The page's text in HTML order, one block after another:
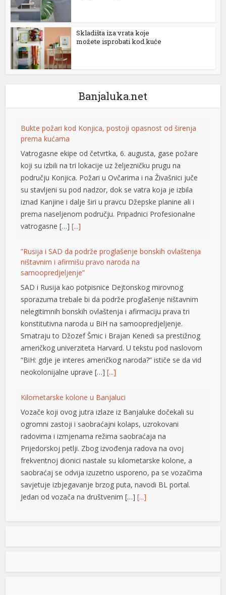
shortener
büyüsü
Skladišta iza vrata koje
možete isprobati kod kuće
Banjaluka.net
Bukte požari kod Konjica, postoji opasnost od širenja
prema kućama
Vatrogasne ekipe od četvrtka, 6. augusta, gase požare
koji su izbili na tri lokacije uz željezničku prugu na
području Konjica. Požari u Ovčarima i na Živašnici juče
su stavljeni su pod nadzor, dok se vatra koja je izbila
iznad Kanjine i dalje širi u pravcu Džepske planine ali i
prema naseljenom području. Pripadnici Profesionalne
vatrogasne […][...]
”Rusija i SAD da podrže proglašenje bonskih ovlaštenja
ništavnim i afirmišu pravo naroda na
samoopredjeljenje”
SAD i Rusija kao potpisnice Dejtonskog mirovnog
sporazuma trebale bi da podrže proglašenje ništavnim
nelegitimnih bonskih ovlaštenja i afirmaciju prava tri
konstitutivna naroda u BiH na samoopredjeljenje.
Smatraju to Džozef Šmic i Brajan Kenedi sa prestižnog
američkog univerziteta Harvard. U tekstu pod naslovom
“BiH: gdje je interes američkog naroda?” ističe se da vid
neokolonijalne uprave […][...]
Kilometarske kolone u Banjaluci
Vozače koji ovog jutra izlaze iz Banjaluke dočekali su
ogromni zastoji i saobraćajni kolaps, uzrokovani
radovima i izmjenama režima saobraćaja na
Prijedorskoj petlji. Zbog izvođenja radova na ovoj
frekventnoj dionici nastale su kilometarske kolone, a
saobraćaj se odvija izuzetno usporeno, pa se vozačima
savjetuje izbjegavanje brzog puta, navodi BL portal.
Jedan od vozača na društvenim […][...]
Pripremite kišobrane: Nakon vrelog dana stižu pljuskovi i
Stanovnike Republike Srpske i Bosne i Hercegovine
u poslijepodnevnim i večernjim časovima u pojedinim